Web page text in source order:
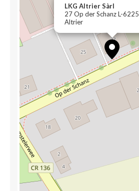
LKG Altrier Sàrl
27 Op der Schanz L-6225
Altrier